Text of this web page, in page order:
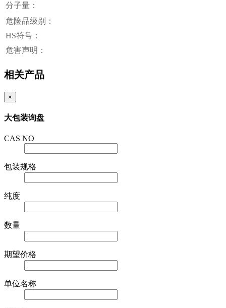
分子量：
危险品级别：
HS符号：
危害声明：
相关产品
×
大包装询盘
CAS NO
包装规格
纯度
数量
期望价格
单位名称